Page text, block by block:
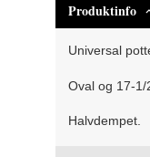
Produktinfo
Universal
Oval og 17-1/
Halvdempet.